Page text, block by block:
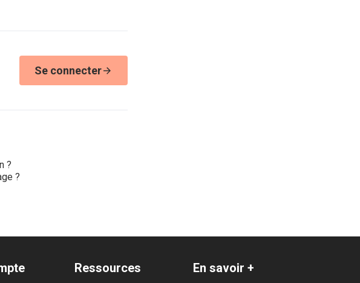
Se connecter
?
?
Ressources En savoir +